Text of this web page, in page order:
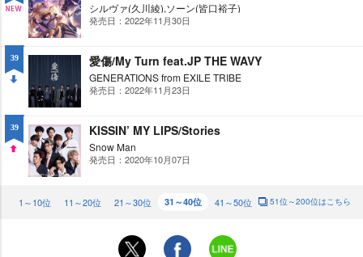
W
シルヴァ(久川綾),ソーン(皆口裕子)
発売日：2022年11月30日
39
WN
愛傷/My Turn feat.JP THE WAVY
GENERATIONS from EXILE TRIBE
発売日：2022年11月23日
39 KISSIN’ MY LIPS/Stories
Snow Man
発売日：2020年10月07日
1～10位 11～20位 21～30位 31～40位 41～50位 51位～200位はこちら